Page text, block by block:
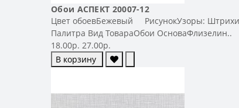
Обои АСПЕКТ 20007-12
Цвет обоевБежевый РисунокУзоры:
Палитра Вид ТовараОбои ОсноваФлизелин..
18.00р. 27.00р.
В корзину